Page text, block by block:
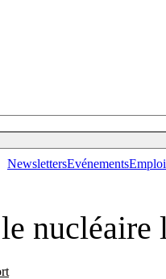
NewslettersEvénements